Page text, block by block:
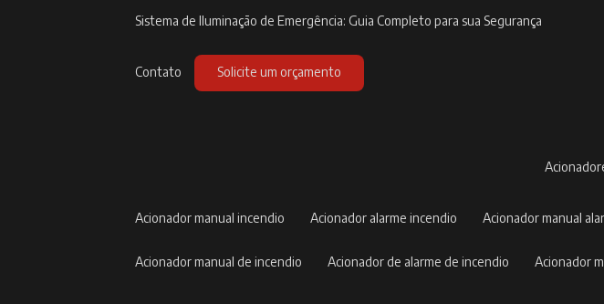
Sistema de Iluminação de Emergência: Guia Completo para sua Segurança
Contato Solicite um orçamento
acionador manual incendio acionador alarme incendio acionador manual
acionador manual de incendio acionador de alarme de incendio acionador